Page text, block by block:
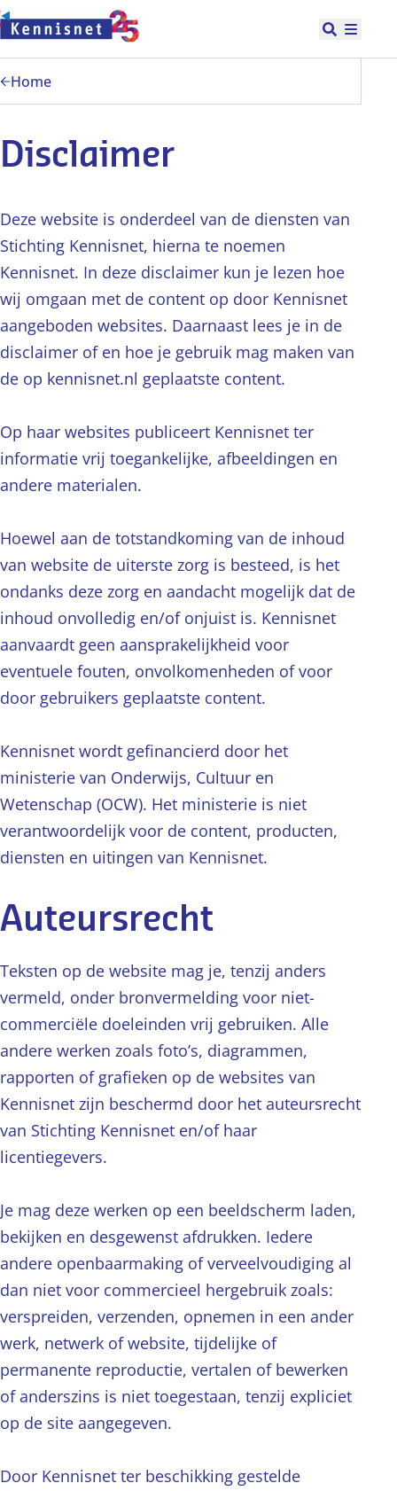
Doorgaan naar hoofdinhoud
Open
Home
Disclaimer
Deze website is onderdeel van de diensten van
Stichting Kennisnet, hierna te noemen
Kennisnet. In deze disclaimer kun je lezen hoe
wij omgaan met de content op door Kennisnet
aangeboden websites. Daarnaast lees je in de
disclaimer of en hoe je gebruik mag maken van
de op kennisnet.nl geplaatste content.
Op haar websites publiceert Kennisnet ter
informatie vrij toegankelijke, afbeeldingen en
andere materialen.
Hoewel aan de totstandkoming van de inhoud
van website de uiterste zorg is besteed, is het
ondanks deze zorg en aandacht mogelijk dat de
inhoud onvolledig en/of onjuist is. Kennisnet
aanvaardt geen aansprakelijkheid voor
eventuele fouten, onvolkomenheden of voor
door gebruikers geplaatste content.
Kennisnet wordt gefinancierd door het
ministerie van Onderwijs, Cultuur en
Wetenschap (OCW). Het ministerie is niet
verantwoordelijk voor de content, producten,
diensten en uitingen van Kennisnet.
Auteursrecht
Teksten op de website mag je, tenzij anders
vermeld, onder bronvermelding voor niet-
commerciële doeleinden vrij gebruiken. Alle
andere werken zoals foto’s, diagrammen,
rapporten of grafieken op de websites van
Kennisnet zijn beschermd door het auteursrecht
van Stichting Kennisnet en/of haar
licentiegevers.
Je mag deze werken op een beeldscherm laden,
bekijken en desgewenst afdrukken. Iedere
andere openbaarmaking of verveelvoudiging al
dan niet voor commercieel hergebruik zoals:
verspreiden, verzenden, opnemen in een ander
werk, netwerk of website, tijdelijke of
permanente reproductie, vertalen of bewerken
of anderszins is niet toegestaan, tenzij expliciet
op de site aangegeven.
Door Kennisnet ter beschikking gestelde